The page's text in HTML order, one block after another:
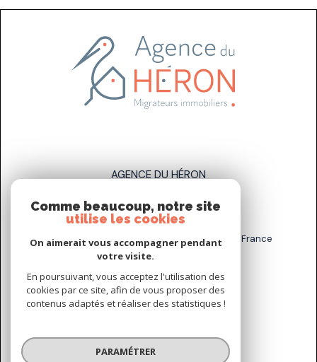
AGENCE DU HÉRON
07 83 89 58 93
sarah.stahl@agenceduheron.fr
6 bis Rue de la Grande Maison, 77890 Arville, France
NOUS SUIVRE SUR
Comme beaucoup, notre site
utilise les cookies
On aimerait vous accompagner pendant
votre visite.
En poursuivant, vous acceptez l'utilisation des
cookies par ce site, afin de vous proposer des
contenus adaptés et réaliser des statistiques !
PARAMÉTRER